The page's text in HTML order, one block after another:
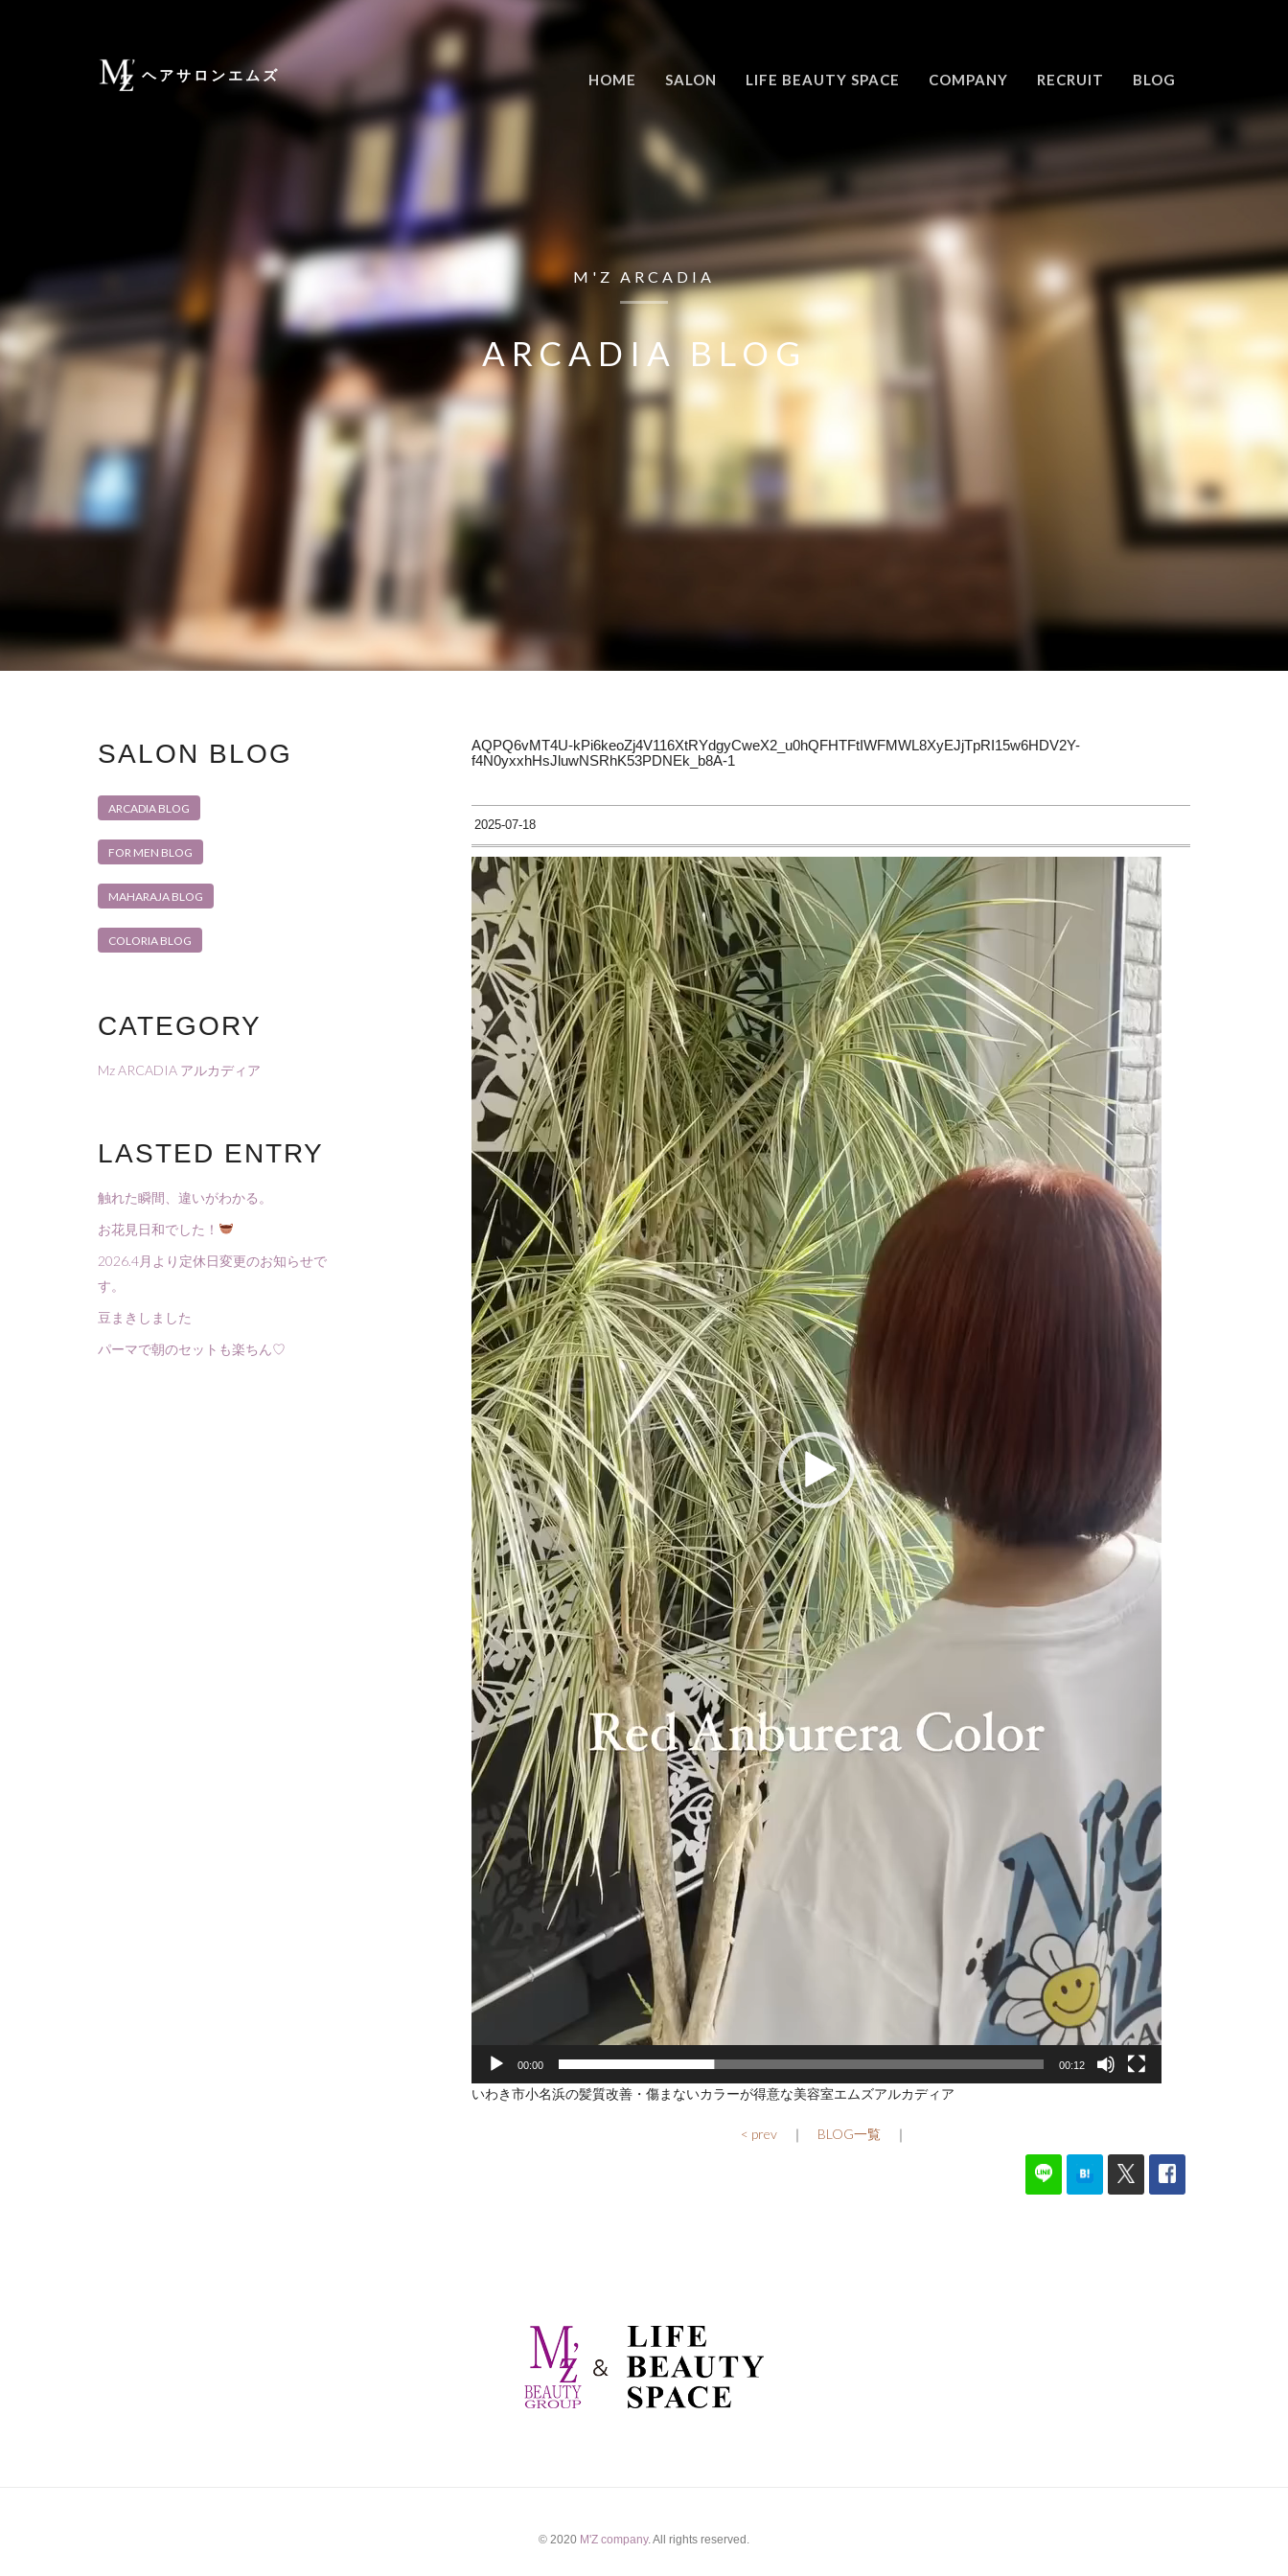
ヘアサロンエムズ HOME SALON LIFE BEAUTY SPACE COMPANY RECRUIT BLOG
M'Z ARCADIA
ARCADIA BLOG
AQPQ6vMT4U-kPi6keoZj4V116XtRYdgyCweX2_u0hQFHTFtIWFMWL8XyEJjTpRI15w6HDV2Y-
f4N0yxxhHsJluwNSRhK53PDNEk_b8A-1
2025-07-18
動
画
プ
レ
ー
ヤ
ー
00:00 00:12
いわき市小名浜の髪質改善・傷まないカラーが得意な美容室エムズアルカディア
< prev｜ BLOG一覧｜
SALON BLOG
ARCADIA BLOG
FOR MEN BLOG
MAHARAJA BLOG
COLORIA BLOG
CATEGORY
Mz ARCADIA アルカディア
LASTED ENTRY
触れた瞬間、違いがわかる。
お花見日和でした！
2026.4月より定休日変更のお知らせで
す。
豆まきしました
パーマで朝のセットも楽ちん♡
© 2020 M'Z company. All rights reserved.